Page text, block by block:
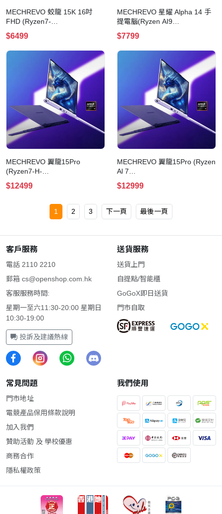
MECHREVO 蛟龍 15K 16吋
FHD (Ryzen7-
7445H+RTX3050+16GB+512GB+Win11
Pro) 電競手提電腦
$6499
MECHREVO 星耀 Alpha 14 手
提電腦(Ryzen AI9
365+32G+1T-冰晶藍)
$7799
MECHREVO 翼龍15Pro
(Ryzen7-H-
255+RTX5060+32G+1T+Win11
Pro) 電競手提電腦(灰色)
$12499
MECHREVO 翼龍15Pro (Ryzen
Al 7
350+RTX5060+32G+1T+Win11
Pro)電競手提電腦(白色)
$12999
1 2 3 下一頁 最後一頁
客戶服務
電話 2110 2210
郵箱 cs@openshop.com.hk
客服服務時間:
星期一至六11:30-20:00 星期日
10:30-19:00
投訴及建議熱線
送貨服務
送貨上門
自提點/智能櫃
GoGoX即日送貨
門市自取
常見問題
門市地址
電競產品保用條款說明
加入我們
贊助活動 及 學校優惠
商務合作
隱私權政策
我們使用